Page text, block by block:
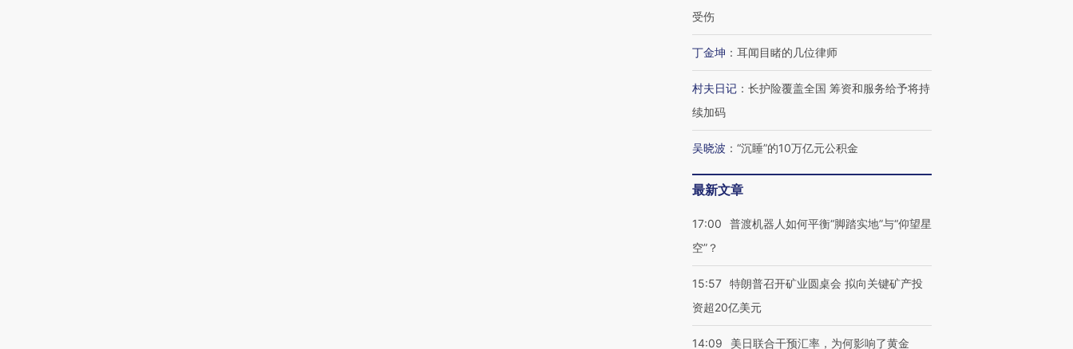
受伤
丁金坤 ： 耳闻目睹的几位律师
村夫日记 ： 长护险覆盖全国 筹资和服务给予将持
续加码
吴晓波 ： “沉睡”的10万亿元公积金
最新文章
17:00
普渡机器人如何平衡“脚踏实地”与“仰望星
空”？
15:57 特朗普召开矿业圆桌会 拟向关键矿产投
资超20亿美元
14:09 美日联合干预汇率，为何影响了黄金